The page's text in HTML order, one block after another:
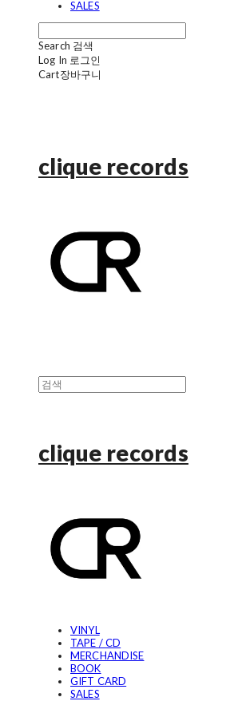
SALES
Search 검색
Log In 로그인
Cart장바구니
clique records
clique records
VINYL
TAPE / CD
MERCHANDISE
BOOK
GIFT CARD
SALES